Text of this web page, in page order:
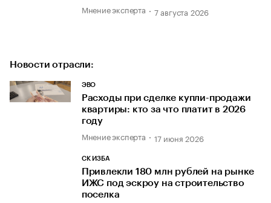
Мнение эксперта 7 августа 2026
Новости отрасли:
ЭВО
Расходы при сделке купли-продажи
квартиры: кто за что платит в 2026
году
Мнение эксперта 17 июня 2026
СК ИЗБА
Привлекли 180 млн рублей на рынке
ИЖС под эскроу на строительство
поселка